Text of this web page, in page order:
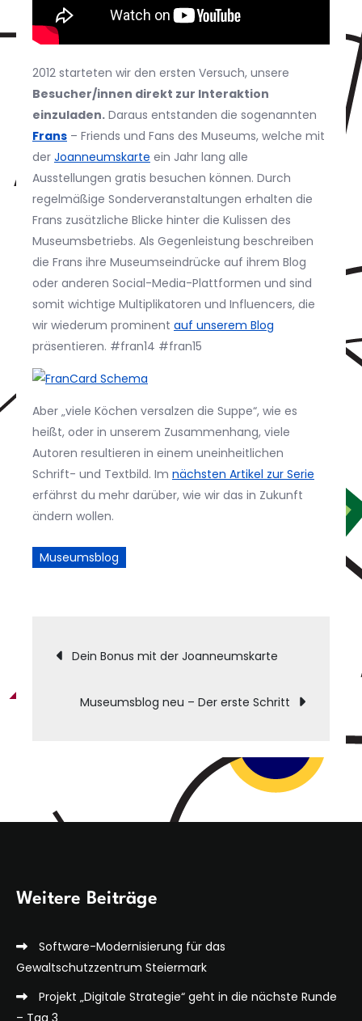
2012 starteten wir den ersten Versuch, unsere
Besucher/innen direkt zur Interaktion
einzuladen. Daraus entstanden die sogenannten
Frans – Friends und Fans des Museums, welche mit
der Joanneumskarte ein Jahr lang alle
Ausstellungen gratis besuchen können. Durch
regelmäßige Sonderveranstaltungen erhalten die
Frans zusätzliche Blicke hinter die Kulissen des
Museumsbetriebs. Als Gegenleistung beschreiben
die Frans ihre Museumseindrücke auf ihrem Blog
oder anderen Social-Media-Plattformen und sind
somit wichtige Multiplikatoren und Influencers, die
wir wiederum prominent auf unserem Blog
präsentieren. #fran14 #fran15
Aber „viele Köchen versalzen die Suppe“, wie es
heißt, oder in unserem Zusammenhang, viele
Autoren resultieren in einem uneinheitlichen
Schrift- und Textbild. Im nächsten Artikel zur Serie
erfährst du mehr darüber, wie wir das in Zukunft
ändern wollen.
Museumsblog
Post
navigation
Dein Bonus mit der Joanneumskarte
Museumsblog neu – Der erste Schritt
Weitere Beiträge
Software-Modernisierung für das
Gewaltschutzzentrum Steiermark
Projekt „Digitale Strategie“ geht in die nächste Runde